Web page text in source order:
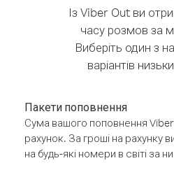
Із Viber Out ви
часу розмов за
Виберіть один з
варіантів
Пакети поповнення
Сума вашого поповнення
рахунок. За гроші на рахунку
на будь-які номери в світі за